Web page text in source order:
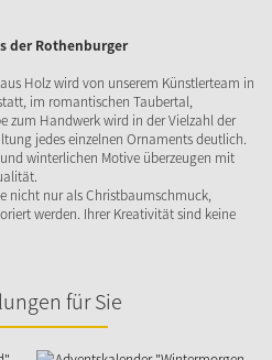
der Rothenburger
Holz wird von unserem Künstlerteam in
im romantischen Taubertal,
zum Handwerk wird in der Vielzahl der
jedes einzelnen Ornaments deutlich.
winterlichen Motive überzeugen mit
nicht nur als Christbaumschmuck,
werden. Ihrer Kreativität sind keine
für Sie